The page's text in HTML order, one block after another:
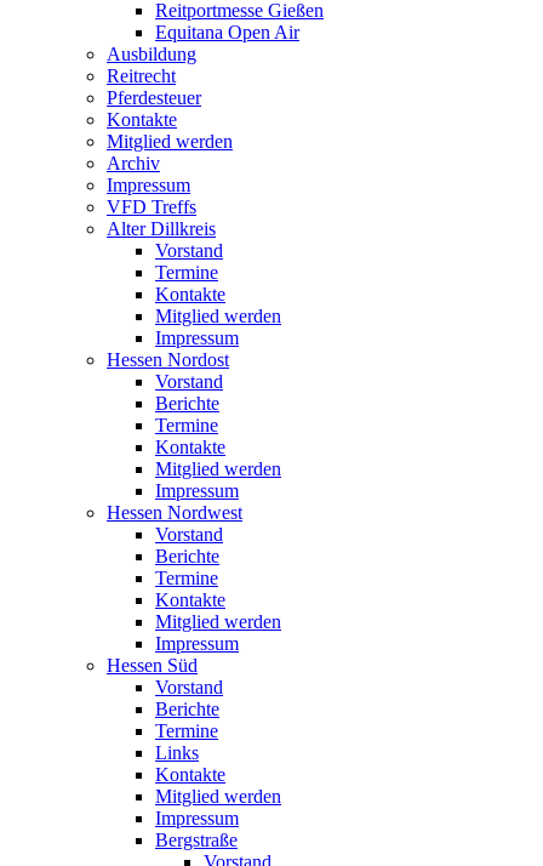
Reitportmesse Gießen
Equitana Open Air
Ausbildung
Reitrecht
Pferdesteuer
Kontakte
Mitglied werden
Archiv
Impressum
VFD Treffs
Alter Dillkreis
Vorstand
Termine
Kontakte
Mitglied werden
Impressum
Hessen Nordost
Vorstand
Berichte
Termine
Kontakte
Mitglied werden
Impressum
Hessen Nordwest
Vorstand
Berichte
Termine
Kontakte
Mitglied werden
Impressum
Hessen Süd
Vorstand
Berichte
Termine
Links
Kontakte
Mitglied werden
Impressum
Bergstraße
Vorstand